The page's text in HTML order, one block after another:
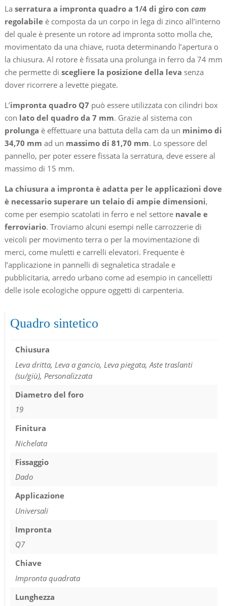
La serratura a impronta quadro a 1/4 di giro con cam
regolabileè composta da un corpo in lega di zinco all’interno
del quale è presente un rotore ad impronta sotto molla che,
movimentato da una chiave, ruota determinando l’apertura o
la chiusura. Al rotore è fissata una prolunga in ferro da 74 mm
che permette di scegliere la posizione della leva senza
dover ricorrere a levette piegate.
L’impronta quadro Q7 può essere utilizzata con cilindri box
con lato del quadro da 7 mm. Grazie al sistema con
prolunga è effettuare una battuta della cam da un minimo di
34,70 mm ad un massimo di 81,70 mm. Lo spessore del
pannello, per poter essere fissata la serratura, deve essere al
massimo di 15 mm.
La chiusura a impronta è adatta per le applicazioni dove
è necessario superare un telaio di ampie dimensioni,
come per esempio scatolati in ferro e nel settore navale e
ferroviario. Troviamo alcuni esempi nelle carrozzerie di
veicoli per movimento terra o per la movimentazione di
merci, come muletti e carrelli elevatori. Frequente è
l’applicazione in pannelli di segnaletica stradale e
pubblicitaria, arredo urbano come ad esempio in cancelletti
delle isole ecologiche oppure oggetti di carpenteria.
Quadro sintetico
Chiusura
Leva dritta, Leva a gancio, Leva piegata, Aste traslanti
(su/giù), Personalizzata
Diametro del foro
19
Finitura
Nichelata
Fissaggio
Dado
Applicazione
Universali
Impronta
Q7
Chiave
Impronta quadrata
Lunghezza